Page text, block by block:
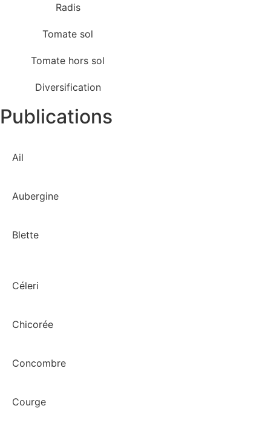
Radis
Tomate sol
Tomate hors sol
Diversification
Publications
Ail
Aubergine
Blette
Céleri
Chicorée
Concombre
Courge